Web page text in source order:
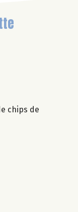
chips de